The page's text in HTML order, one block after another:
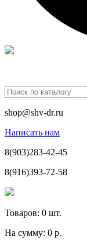
shop@shv-dr.ru
Написать нам
8(903)283-42-45
8(916)393-72-58
Товаров: 0 шт.
На сумму: 0 р.